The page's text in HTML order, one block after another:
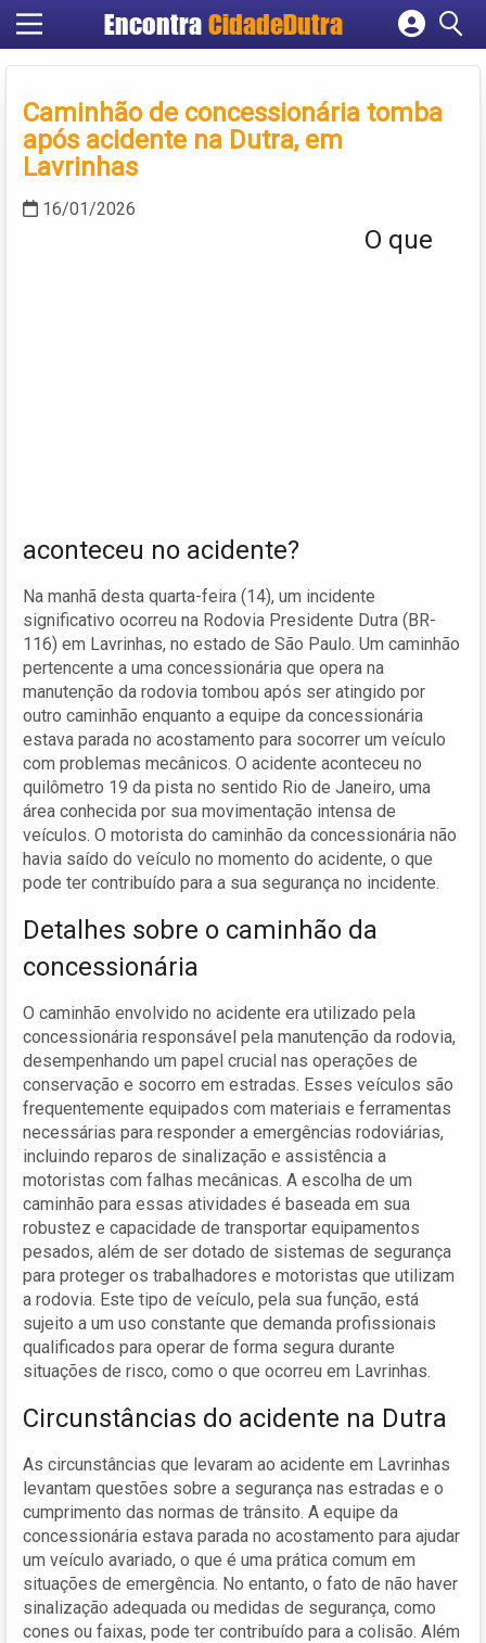
Encontra CidadeDutra
Cadastrar empresa
Criar conta
Caminhão de concessionária tomba
após acidente na Dutra, em
Lavrinhas
16/01/2026
O que
aconteceu no acidente?
Na manhã desta quarta-feira (14), um incidente
significativo ocorreu na Rodovia Presidente Dutra (BR-
116) em Lavrinhas, no estado de São Paulo. Um caminhão
pertencente a uma concessionária que opera na
manutenção da rodovia tombou após ser atingido por
outro caminhão enquanto a equipe da concessionária
estava parada no acostamento para socorrer um veículo
com problemas mecânicos. O acidente aconteceu no
quilômetro 19 da pista no sentido Rio de Janeiro, uma
área conhecida por sua movimentação intensa de
veículos. O motorista do caminhão da concessionária não
havia saído do veículo no momento do acidente, o que
pode ter contribuído para a sua segurança no incidente.
Detalhes sobre o caminhão da
concessionária
O caminhão envolvido no acidente era utilizado pela
concessionária responsável pela manutenção da rodovia,
desempenhando um papel crucial nas operações de
conservação e socorro em estradas. Esses veículos são
frequentemente equipados com materiais e ferramentas
necessárias para responder a emergências rodoviárias,
incluindo reparos de sinalização e assistência a
motoristas com falhas mecânicas. A escolha de um
caminhão para essas atividades é baseada em sua
robustez e capacidade de transportar equipamentos
pesados, além de ser dotado de sistemas de segurança
para proteger os trabalhadores e motoristas que utilizam
a rodovia. Este tipo de veículo, pela sua função, está
sujeito a um uso constante que demanda profissionais
qualificados para operar de forma segura durante
situações de risco, como o que ocorreu em Lavrinhas.
Circunstâncias do acidente na Dutra
As circunstâncias que levaram ao acidente em Lavrinhas
levantam questões sobre a segurança nas estradas e o
cumprimento das normas de trânsito. A equipe da
concessionária estava parada no acostamento para ajudar
um veículo avariado, o que é uma prática comum em
situações de emergência. No entanto, o fato de não haver
sinalização adequada ou medidas de segurança, como
cones ou faixas, pode ter contribuído para a colisão. Além